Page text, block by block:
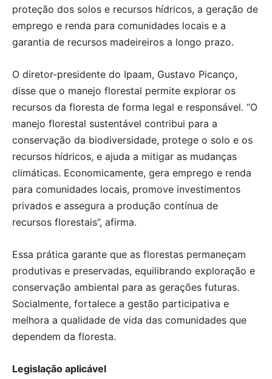
proteção dos solos e recursos hídricos, a geração de
emprego e renda para comunidades locais e a
garantia de recursos madeireiros a longo prazo.
O diretor-presidente do Ipaam, Gustavo Picanço,
disse que o manejo florestal permite explorar os
recursos da floresta de forma legal e responsável. “O
manejo florestal sustentável contribui para a
conservação da biodiversidade, protege o solo e os
recursos hídricos, e ajuda a mitigar as mudanças
climáticas. Economicamente, gera emprego e renda
para comunidades locais, promove investimentos
privados e assegura a produção contínua de
recursos florestais”, afirma.
Essa prática garante que as florestas permaneçam
produtivas e preservadas, equilibrando exploração e
conservação ambiental para as gerações futuras.
Socialmente, fortalece a gestão participativa e
melhora a qualidade de vida das comunidades que
dependem da floresta.
Legislação aplicável